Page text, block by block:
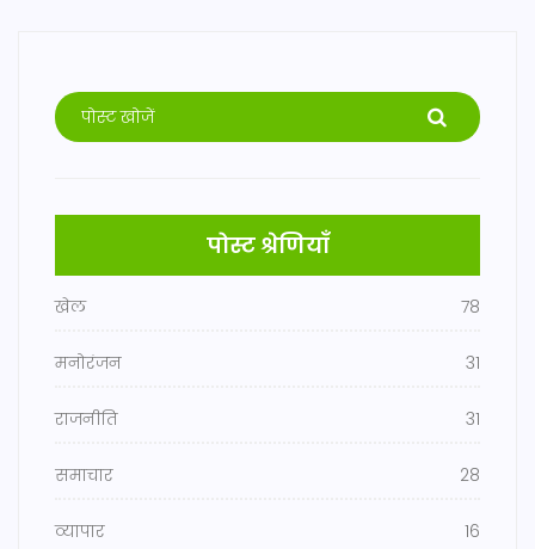
पोस्ट श्रेणियाँ
खेल 78
मनोरंजन 31
राजनीति 31
समाचार 28
व्यापार 16